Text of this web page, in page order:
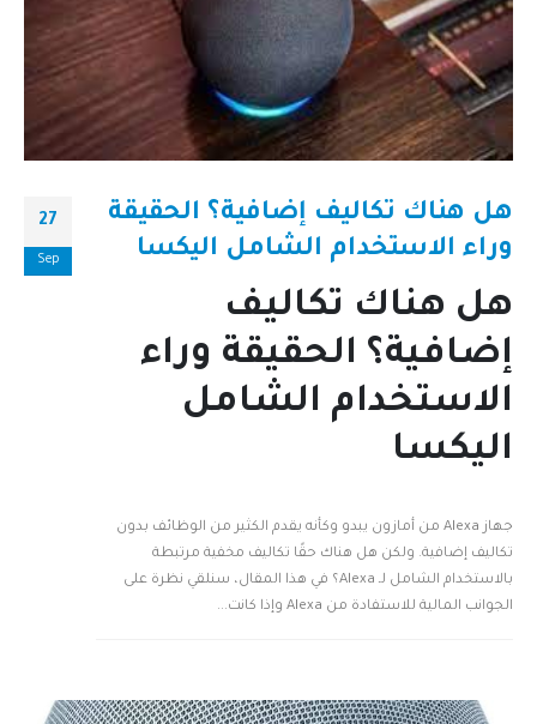
27
Sep
هل هناك تكاليف إضافية؟ الحقيقة
وراء الاستخدام الشامل اليكسا
هل هناك تكاليف
إضافية؟ الحقيقة وراء
الاستخدام الشامل
اليكسا
جهاز Alexa من أمازون يبدو وكأنه يقدم الكثير من الوظائف بدون
تكاليف إضافية. ولكن هل هناك حقًا تكاليف مخفية مرتبطة
بالاستخدام الشامل لـ Alexa؟ في هذا المقال، سنلقي نظرة على
الجوانب المالية للاستفادة من Alexa وإذا كانت...